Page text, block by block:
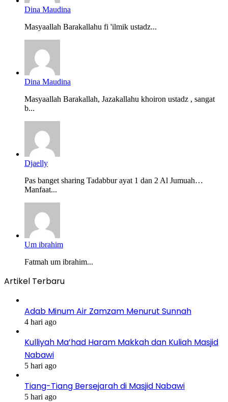
Dina Maudina
Masyaallah Barakallahu fi 'ilmik ustadz...
Dina Maudina
Masyaallah Barakallah, Jazakallahu khoiron ustadz , sangat
b...
Djaelly
Pas banget sharing Tadabbur ayat 1 dan 2 Al Jumuah…
Manfaat...
Um ibrahim
Fatmah um ibrahim...
Artikel Terbaru
Adab Minum Air Zamzam Menurut Sunnah
4 hari ago
Kulliyah Ma’had Haram Makkah dan Kuliah Masjid
Nabawi
5 hari ago
Tiang-Tiang Bersejarah di Masjid Nabawi
5 hari ago